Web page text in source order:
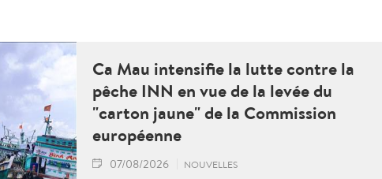
Ca Mau intensifie la lutte contre la
pêche INN en vue de la levée du
"carton jaune" de la Commission
européenne
07/08/2026 NOUVELLES